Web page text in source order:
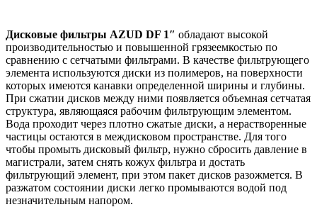
Дисковые фильтры AZUD DF 1″ обладают высокой
производительностью и повышенной грязеемкостью по
сравнению с сетчатыми фильтрами. В качестве фильтрующего
элемента используются диски из полимеров, на поверхности
которых имеются канавки определенной ширины и глубины.
При сжатии дисков между ними появляется объемная сетчатая
структура, являющаяся рабочим фильтрующим элементом.
Вода проходит через плотно сжатые диски, а нерастворенные
частицы остаются в междисковом пространстве. Для того
чтобы промыть дисковый фильтр, нужно сбросить давление в
магистрали, затем снять кожух фильтра и достать
фильтрующий элемент, при этом пакет дисков разожмется. В
разжатом состоянии диски легко промываются водой под
незначительным напором.